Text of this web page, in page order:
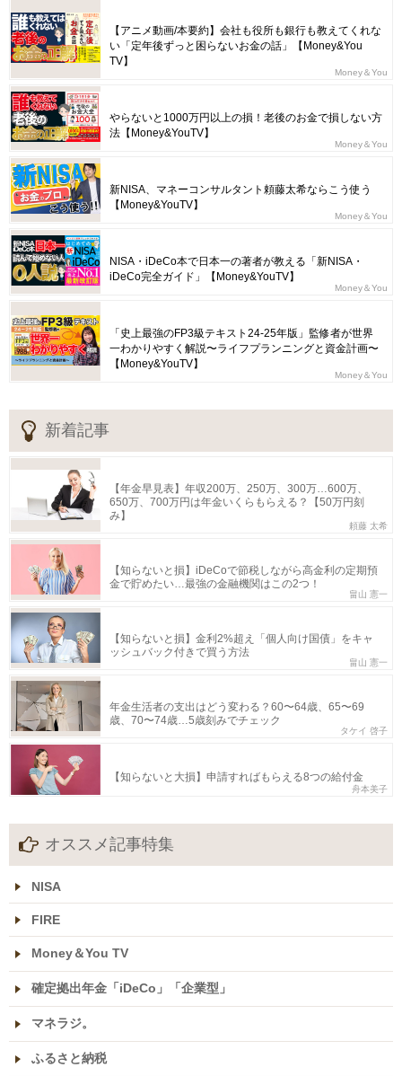
【アニメ動画/本要約】会社も役所も銀行も教えてくれな
い「定年後ずっと困らないお金の話」【Money&You
TV】
Money＆You
やらないと1000万円以上の損！老後のお金で損しない方
法【Money&YouTV】
Money＆You
新NISA、マネーコンサルタント頼藤太希ならこう使う
【Money&YouTV】
Money＆You
NISA・iDeCo本で日本一の著者が教える「新NISA・
iDeCo完全ガイド」【Money&YouTV】
Money＆You
「史上最強のFP3級テキスト24-25年版」監修者が世界
一わかりやすく解説〜ライフプランニングと資金計画〜
【Money&YouTV】
Money＆You
新着記事
【年金早見表】年収200万、250万、300万…600万、
650万、700万円は年金いくらもらえる？【50万円刻
み】
頼藤 太希
【知らないと損】iDeCoで節税しながら高金利の定期預
金で貯めたい…最強の金融機関はこの2つ！
畠山 憲一
【知らないと損】金利2%超え「個人向け国債」をキャ
ッシュバック付きで買う方法
畠山 憲一
年金生活者の支出はどう変わる？60〜64歳、65〜69
歳、70〜74歳…5歳刻みでチェック
タケイ 啓子
【知らないと大損】申請すればもらえる8つの給付金
舟本美子
オススメ記事特集
NISA
FIRE
Money＆You TV
確定拠出年金「iDeCo」「企業型」
マネラジ。
ふるさと納税